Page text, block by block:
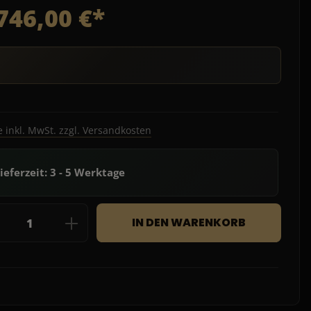
€*
inkl. MwSt. zzgl. Versandkosten
3 - 5 Werktage
Anzahl: Gib den gewünschten
IN DEN WARENKORB